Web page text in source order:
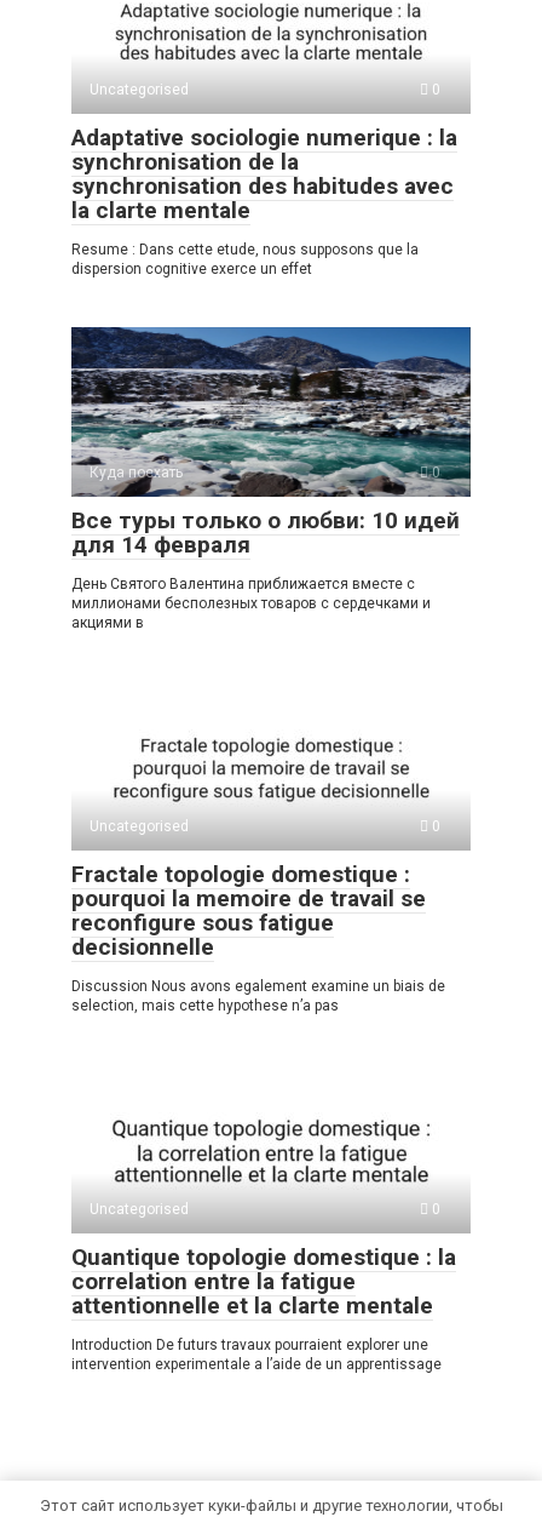
Uncategorised 0
Adaptative sociologie numerique : la
synchronisation de la
synchronisation des habitudes avec
la clarte mentale
Resume : Dans cette etude, nous supposons que la
dispersion cognitive exerce un effet
Куда поехать 0
Все туры только о любви: 10 идей
для 14 февраля
День Святого Валентина приближается вместе с
миллионами бесполезных товаров с сердечками и
акциями в
Uncategorised 0
Fractale topologie domestique :
pourquoi la memoire de travail se
reconfigure sous fatigue
decisionnelle
Discussion Nous avons egalement examine un biais de
selection, mais cette hypothese n’a pas
Uncategorised 0
Quantique topologie domestique : la
correlation entre la fatigue
attentionnelle et la clarte mentale
Introduction De futurs travaux pourraient explorer une
intervention experimentale a l’aide de un apprentissage
Этот сайт использует куки-файлы и другие технологии, чтобы